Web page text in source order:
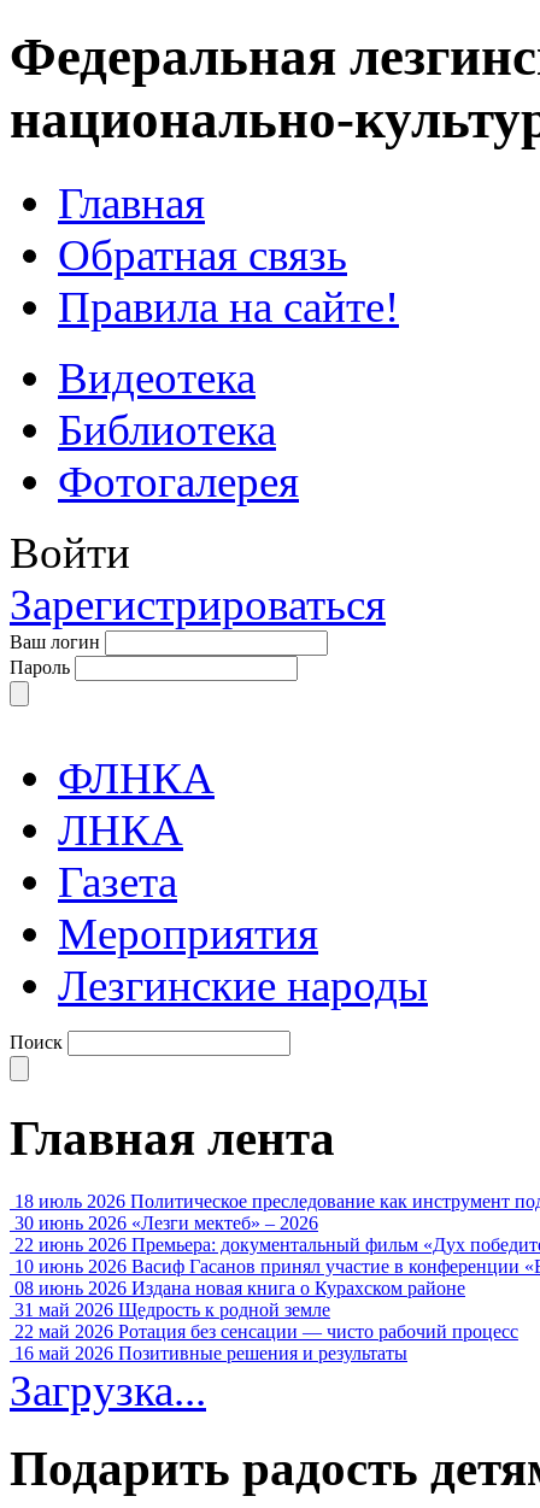
Федеральная
национально-
Главная
Обратная связь
Правила на сайте!
Видеотека
Библиотека
Фотогалерея
Войти
Зарегистрироваться
Ваш логин
Пароль
ФЛНКА
ЛНКА
Газета
Мероприятия
Лезгинские народы
Поиск
Главная лента
18 июль 2026 Политическое преследование как инструмент
30 июнь 2026 «Лезги мектеб» – 2026
22 июнь 2026 Премьера: документальный фильм «Дух
10 июнь 2026 Васиф Гасанов принял участие в конференции
08 июнь 2026 Издана новая книга о Курахском районе
31 май 2026 Щедрость к родной земле
22 май 2026 Ротация без сенсации — чисто рабочий процесс
16 май 2026 Позитивные решения и результаты
Загрузка...
Подарить радость